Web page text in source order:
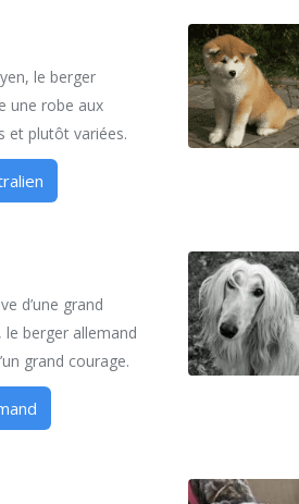
le berger
une robe aux
et plutôt variées.
d’une grand
le berger allemand
grand courage.